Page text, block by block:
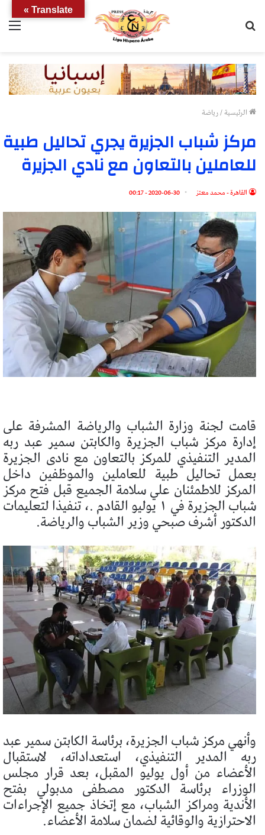
الرئيسية/رياضة
مركز شباب الجزيرة يجري تحاليل طبية
للعاملين بالتعاون مع نادي الجزيرة
القاهرة - محمد معتز 2020-06-30 - 00:17
قامت لجنة وزارة الشباب والرياضة المشرفة على
إدارة مركز شباب الجزيرة والكابتن سمير عبد ربه
المدير التنفيذي للمركز بالتعاون مع نادى الجزيرة
بعمل تحاليل طبية للعاملين والموظفين داخل
المركز للاطمئنان علي سلامة الجميع قبل فتح مركز
شباب الجزيرة في ١ يوليو القادم .، تنفيذا لتعليمات
الدكتور أشرف صبحي وزير الشباب والرياضة.
وأنهي مركز شباب الجزيرة، برئاسة الكابتن سمير عبد
ربه المدير التنفيذي، استعداداته، لاستقبال
الأعضاء من أول يوليو المقبل، بعد قرار مجلس
الوزراء برئاسة الدكتور مصطفى مدبولي بفتح
الأندية ومراكز الشباب، مع إتخاذ جميع الإجراءات
الاحترازية والوقائية لضمان سلامة الأعضاء.
Translate »